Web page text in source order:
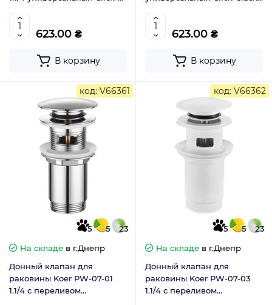
623.00 ₴
В корзину
623.00 ₴
В корзину
код: V66361
5 5
23
На складе в г.Днепр
Донный клапан для
раковины Koer PW-07-01
1.1/4 с переливом
код: V66362
5 5
23
На складе в г.Днепр
Донный клапан для
раковины Koer PW-07-03
1.1/4 с переливом